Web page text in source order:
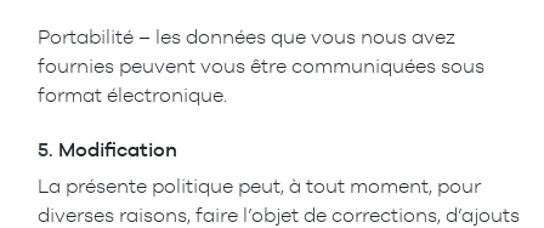
Portabilité – les données que vous nous avez
fournies peuvent vous être communiquées sous
format électronique.
5. Modification
La présente politique peut, à tout moment, pour
diverses raisons, faire l’objet de corrections, d’ajouts